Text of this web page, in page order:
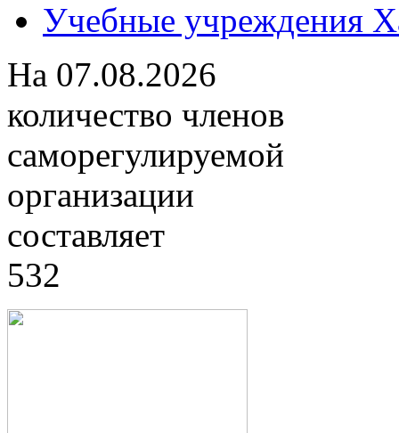
Учебные учреждения
На 07.08.2026
количество членов
саморегулируемой
организации
составляет
532